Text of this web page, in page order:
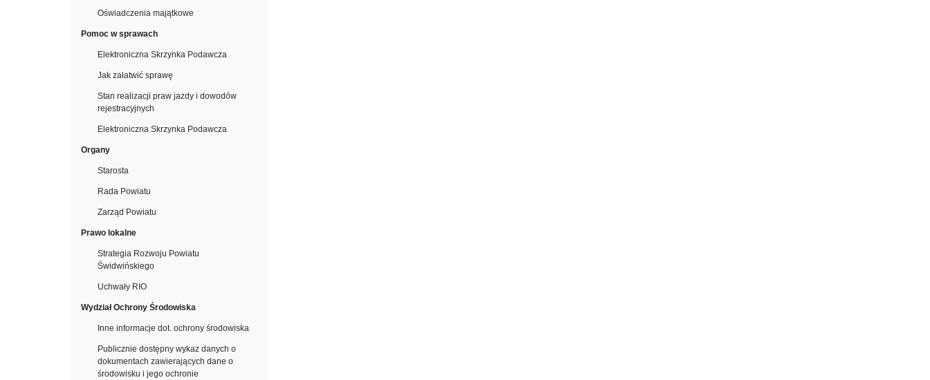
Oświadczenia majątkowe
Pomoc w sprawach
Elektroniczna Skrzynka Podawcza
Jak załatwić sprawę
Stan realizacji praw jazdy i dowodów
rejestracyjnych
Elektroniczna Skrzynka Podawcza
Organy
Starosta
Rada Powiatu
Zarząd Powiatu
Prawo lokalne
Strategia Rozwoju Powiatu
Świdwińskiego
Uchwały RIO
Wydział Ochrony Środowiska
Inne informacje dot. ochrony środowiska
Publicznie dostępny wykaz danych o
dokumentach zawierających dane o
środowisku i jego ochronie